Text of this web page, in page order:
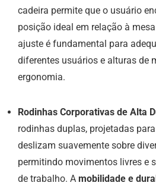
cadeira permite que o usuário
posição ideal em relação à
ajuste é fundamental para
diferentes usuários e alturas de
ergonomia.
Rodinhas Corporativas de Alta
rodinhas duplas, projetadas
deslizam suavemente sobre
permitindo movimentos livres e
de trabalho. A mobilidade e